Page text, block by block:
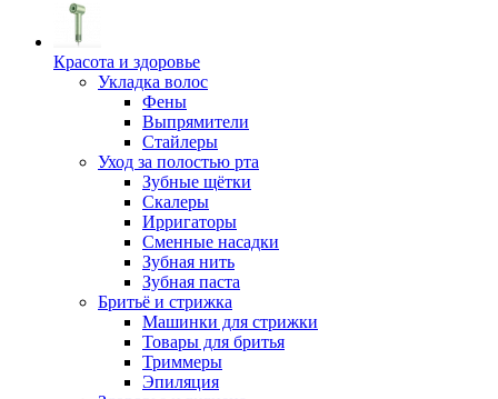
Красота и здоровье
Укладка волос
Фены
Выпрямители
Стайлеры
Уход за полостью рта
Зубные щётки
Скалеры
Ирригаторы
Сменные насадки
Зубная нить
Зубная паста
Бритьё и стрижка
Машинки для стрижки
Товары для бритья
Триммеры
Эпиляция